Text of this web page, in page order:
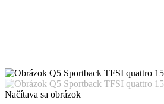
Načítava sa obrázok